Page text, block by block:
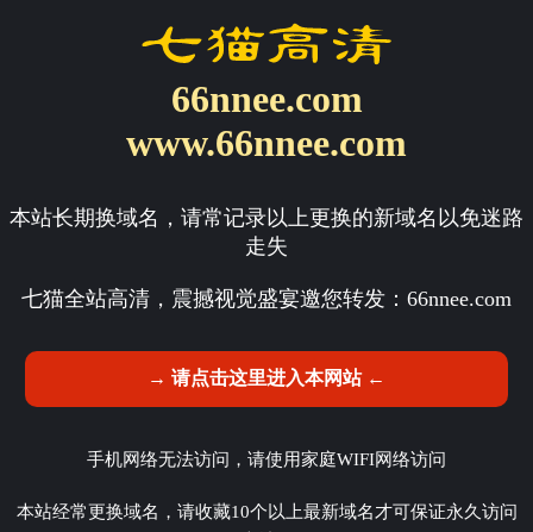
66nnee.com
www.66nnee.com
本站长期换域名，请常记录以上更换的新域名以免迷路
走失
七猫全站高清，震撼视觉盛宴邀您转发： 66nnee.com
→ 请点击这里进入本网站 ←
手机网络无法访问，请使用家庭WIFI网络访问
本站经常更换域名，请收藏10个以上最新域名才可保证永久访问